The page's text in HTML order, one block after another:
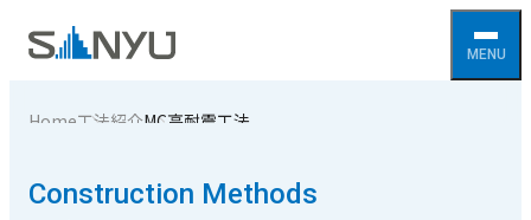
Home工法紹介MC高耐震工法
Construction Methods